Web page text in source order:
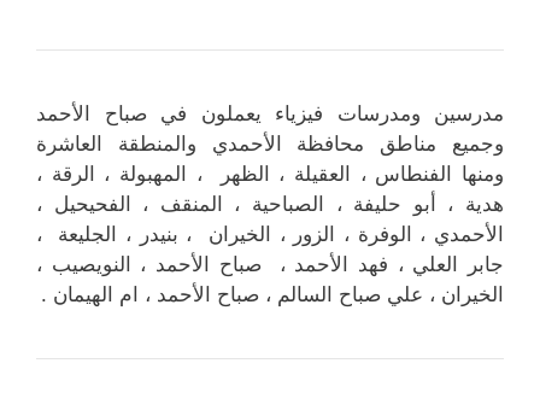
مدرسين ومدرسات فيزياء يعملون في صباح الأحمد
وجميع مناطق محافظة الأحمدي والمنطقة العاشرة
ومنها الفنطاس ، العقيلة ، الظهر ، المهبولة ، الرقة ،
هدية ، أبو حليفة ، الصباحية ، المنقف ، الفحيحيل ،
الأحمدي ، الوفرة ، الزور ، الخيران ، بنيدر ، الجليعة ،
جابر العلي ، فهد الأحمد ، صباح الأحمد ، النويصيب ،
الخيران ، علي صباح السالم ، صباح الأحمد ، ام الهيمان .